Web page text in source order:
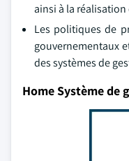
ainsi à la
Les politiques de
gouvernementaux
des systèmes de
Home Système de